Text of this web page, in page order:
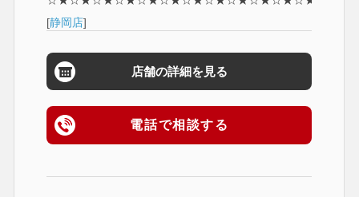
[静岡店]
店舗の詳細を見る
電話で相談する